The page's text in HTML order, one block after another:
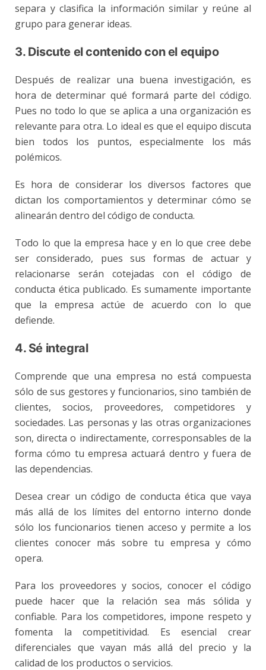
separa y clasifica la información similar y reúne al
grupo para generar ideas.
3. Discute el contenido con el equipo
Después de realizar una buena investigación, es
hora de determinar qué formará parte del código.
Pues no todo lo que se aplica a una organización es
relevante para otra. Lo ideal es que el equipo discuta
bien todos los puntos, especialmente los más
polémicos.
Es hora de considerar los diversos factores que
dictan los comportamientos y determinar cómo se
alinearán dentro del código de conducta.
Todo lo que la empresa hace y en lo que cree debe
ser considerado, pues sus formas de actuar y
relacionarse serán cotejadas con el código de
conducta ética publicado. Es sumamente importante
que la empresa actúe de acuerdo con lo que
defiende.
4. Sé integral
Comprende que una empresa no está compuesta
sólo de sus gestores y funcionarios, sino también de
clientes, socios, proveedores, competidores y
sociedades. Las personas y las otras organizaciones
son, directa o indirectamente, corresponsables de la
forma cómo tu empresa actuará dentro y fuera de
las dependencias.
Desea crear un código de conducta ética que vaya
más allá de los límites del entorno interno donde
sólo los funcionarios tienen acceso y permite a los
clientes conocer más sobre tu empresa y cómo
opera.
Para los proveedores y socios, conocer el código
puede hacer que la relación sea más sólida y
confiable. Para los competidores, impone respeto y
fomenta la competitividad. Es esencial crear
diferenciales que vayan más allá del precio y la
calidad de los productos o servicios.